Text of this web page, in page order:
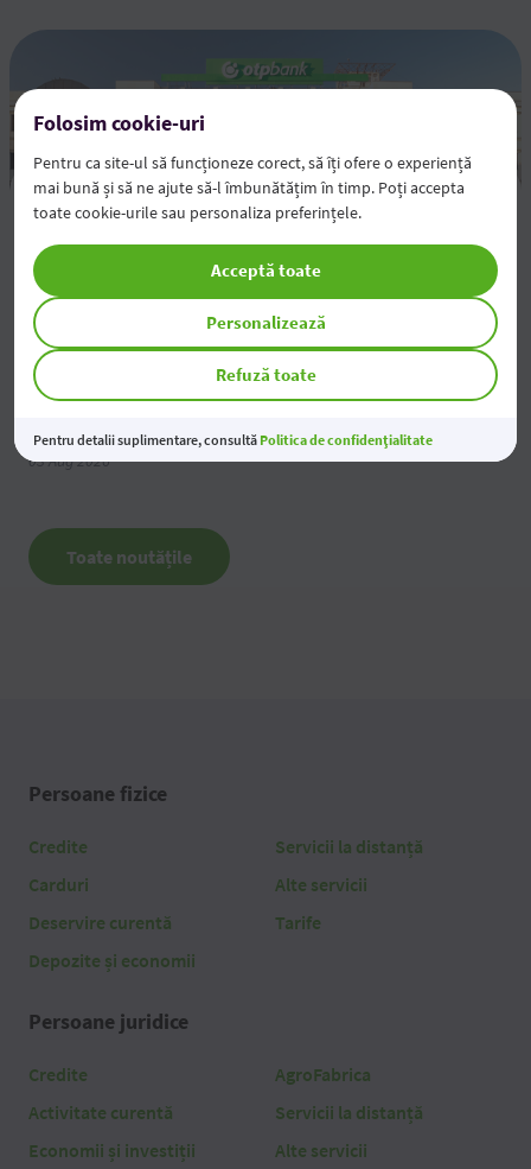
Rezultatele financiare pentru semestrul 1 al anului
05 Aug 2026
Modificarea tarifelor pentru Persoane Juridice
04 Aug 2026
Economiile tale prind valoare
03 Aug 2026
Toate noutățile
Persoane fizice
Credite
Carduri
Deservire curentă
Depozite și economii
Servicii la distanță
Alte servicii
Tarife
Persoane juridice
Credite
Activitate curentă
Economii și investiții
AgroFabrica
Servicii la distanță
Alte servicii
Folosim cookie-uri
Pentru ca site-ul să funcționeze corect, să îți ofere o experiență
mai bună și să ne ajute să-l îmbunătățim în timp. Poți accepta
toate cookie-urile sau personaliza preferințele.
Refuză toate
Personalizează
Acceptă toate
Pentru detalii suplimentare, consultă Politica de confidențialitate